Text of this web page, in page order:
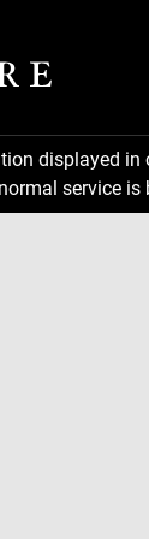
displayed
service is